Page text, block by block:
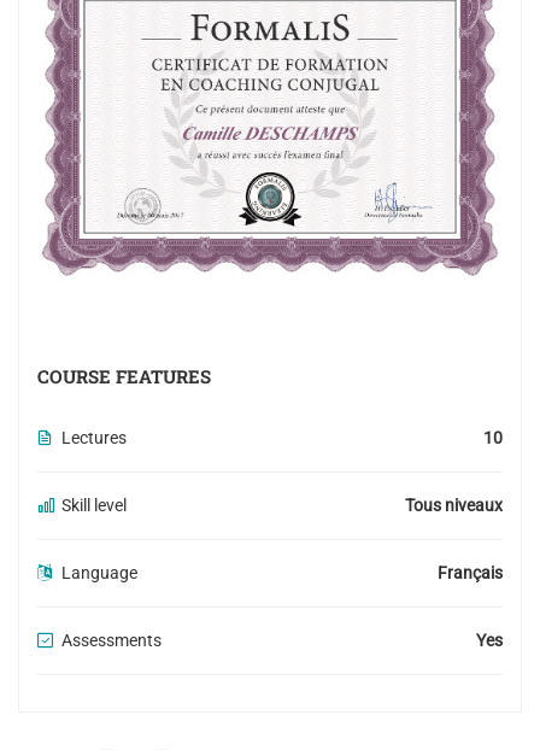
COURSE FEATURES
Lectures 10
Skill level Tous niveaux
Language Français
Assessments Yes